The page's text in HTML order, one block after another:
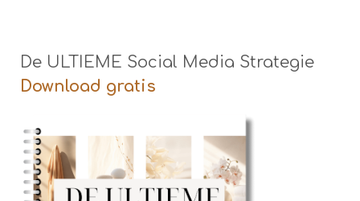
De ULTIEME Social Media Strategie
Download gratis